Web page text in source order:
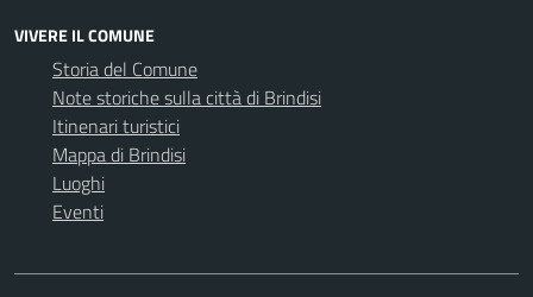
VIVERE IL COMUNE
Storia del Comune
Note storiche sulla città di Brindisi
Itinenari turistici
Mappa di Brindisi
Luoghi
Eventi